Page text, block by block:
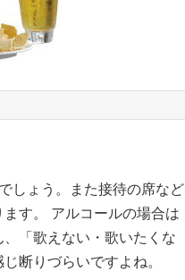
しょう。また接待の席など
す。 アルコールの場合は
「歌えない・歌いたくな
断りづらいですよね。